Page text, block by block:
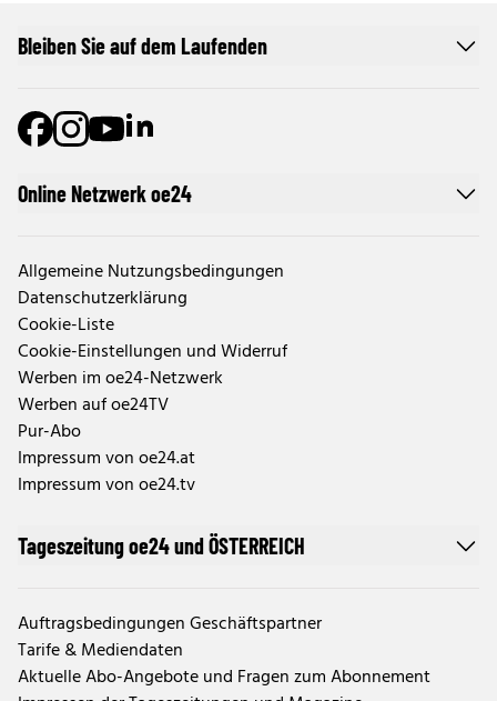
Online Netzwerk oe24
Allgemeine Nutzungsbedingungen
Datenschutzerklärung
Cookie-Liste
Cookie-Einstellungen und Widerruf
Werben im oe24-Netzwerk
Werben auf oe24TV
Pur-Abo
Impressum von oe24.at
Impressum von oe24.tv
Tageszeitung oe24 und ÖSTERREICH
Auftragsbedingungen Geschäftspartner
Tarife & Mediendaten
Aktuelle Abo-Angebote und Fragen zum Abonnement
Bleiben Sie auf dem Laufenden